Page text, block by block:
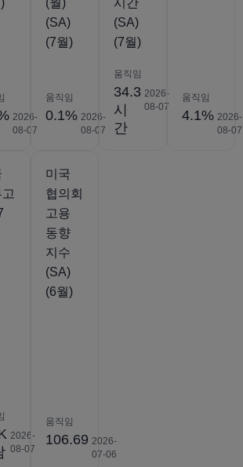
2026-
08-07
(월)
(SA)
(7월)
움직임
0.1% 2026-
08-07
시간
(SA)
(7월)
움직임
34.3
시
간
2026-
08-07
움직임
4.1% 2026-
08-07
2026-
08-07
미국
협의회
고용
동향
지수
(SA)
(6월)
움직임
106.69 2026-
07-06